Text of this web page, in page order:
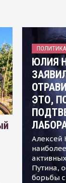
ПОЛИТИКА
ЮЛИЯ
ЭТО,
Алексей
Путина,
борьбы